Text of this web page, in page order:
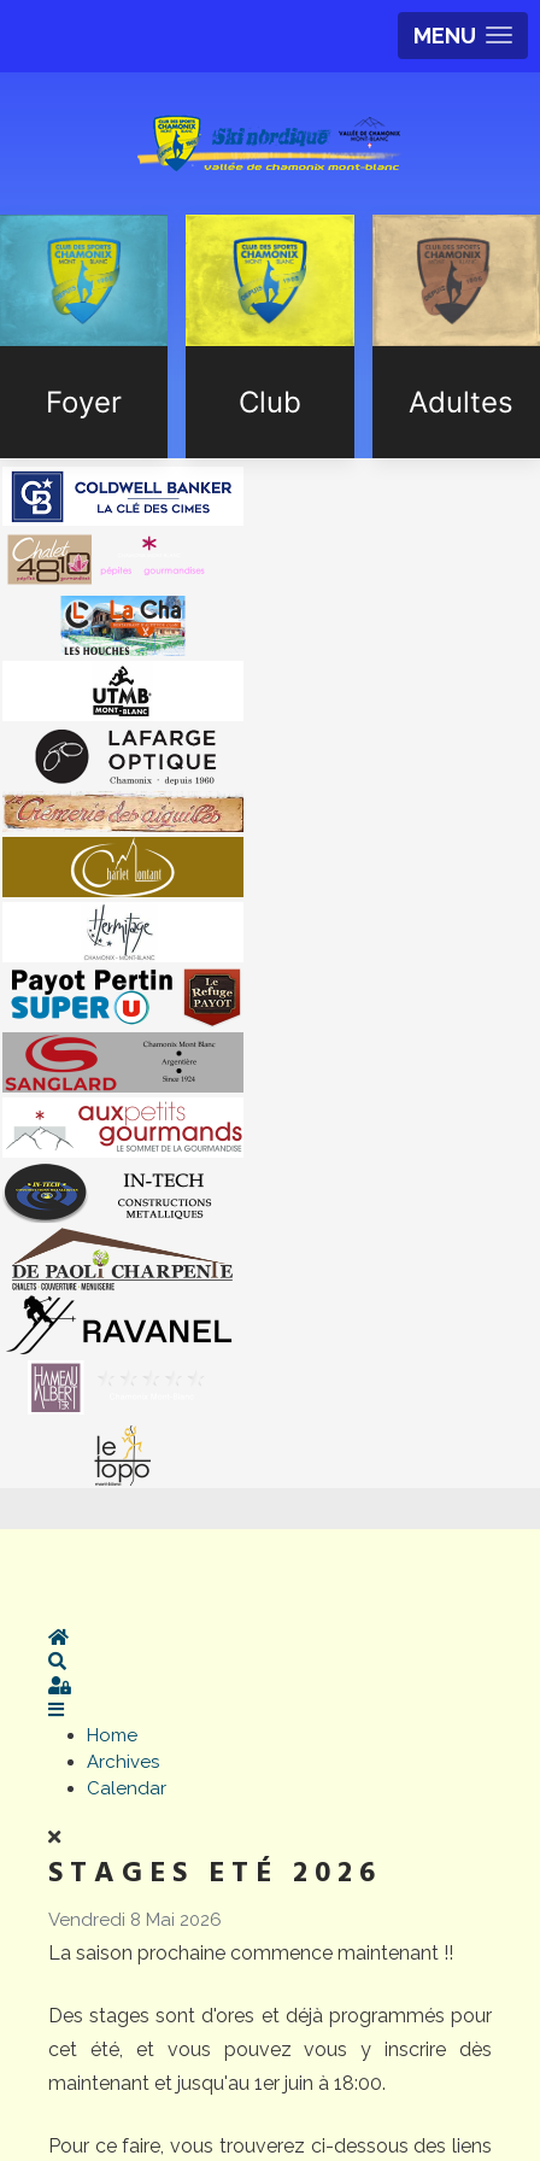
MENU
Foyer Club Adultes
Home
Sign In
Home
Archives
Calendar
STAGES ETÉ 2026
Vendredi 8 Mai 2026
La saison prochaine commence maintenant !!
Des stages sont d'ores et déjà programmés pour
cet été, et vous pouvez vous y inscrire dès
maintenant et jusqu'au 1er juin à 18:00.
Pour ce faire, vous trouverez ci-dessous des liens